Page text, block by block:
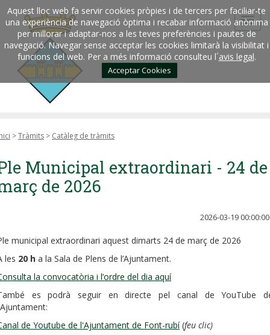
Aquest lloc web fa servir cookies pròpies i de tercers per faciliar-te
una experiència de navegació òptima i recabar informació anònima
per millorar i adaptar-nos a les teves preferències i pautes de
navegació. Navegar sense acceptar les cookies limitarà la visibilitat i
funcions del web. Per a més informació consulteu l´avis legal.
Acceptar Cookies
>Tràmits > Catàleg de tràmits
Municipal extraordinari - 24 de
de 2026
2026-03-19 00:00:00
municipal extraordinari aquest dimarts 24 de març de 2026
les 20 h a la Sala de Plens de l’Ajuntament.
la convocatòria i l’ordre del dia aquí
es podrà seguir en directe pel canal de YouTube
de Youtube de l'Ajuntament de Font-rubí(feu clic)